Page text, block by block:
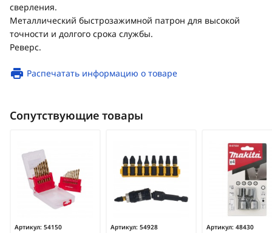
сверления.
Металлический быстрозажимной патрон для высокой
точности и долгого срока службы.
Реверс.
Распечатать информацию о товаре
Сопутствующие товары
Артикул: 54150
Артикул: 54928
Артикул: 48430